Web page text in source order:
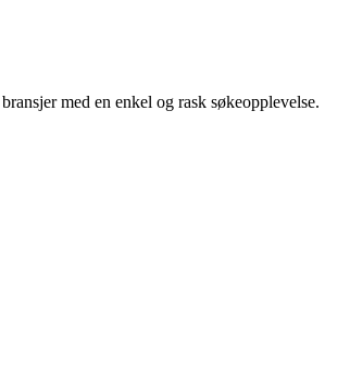
med en enkel og rask søkeopplevelse.